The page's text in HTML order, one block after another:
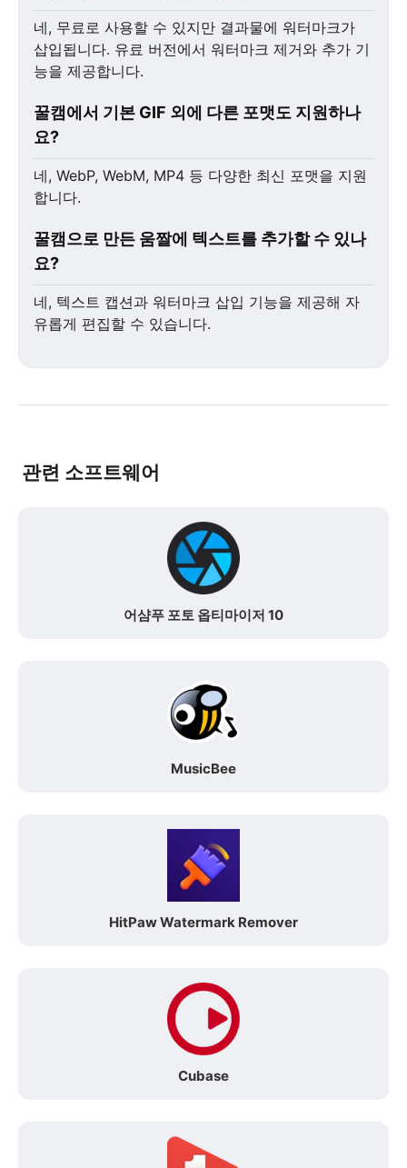
네, 무료로 사용할 수 있지만 결과물에 워터마크가
삽입됩니다. 유료 버전에서 워터마크 제거와 추가 기
능을 제공합니다.
꿀캠에서 기본 GIF 외에 다른 포맷도 지원하나
요?
네, WebP, WebM, MP4 등 다양한 최신 포맷을 지원
합니다.
꿀캠으로 만든 움짤에 텍스트를 추가할 수 있나
요?
네, 텍스트 캡션과 워터마크 삽입 기능을 제공해 자
유롭게 편집할 수 있습니다.
관련 소프트웨어
어샴푸 포토 옵티마이저 10
MusicBee
HitPaw Watermark Remover
Cubase